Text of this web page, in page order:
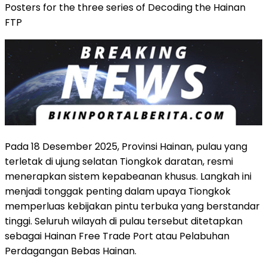
Posters for the three series of Decoding the Hainan
FTP
Pada 18 Desember 2025, Provinsi Hainan, pulau yang
terletak di ujung selatan Tiongkok daratan, resmi
menerapkan sistem kepabeanan khusus. Langkah ini
menjadi tonggak penting dalam upaya Tiongkok
memperluas kebijakan pintu terbuka yang berstandar
tinggi. Seluruh wilayah di pulau tersebut ditetapkan
sebagai Hainan Free Trade Port atau Pelabuhan
Perdagangan Bebas Hainan.